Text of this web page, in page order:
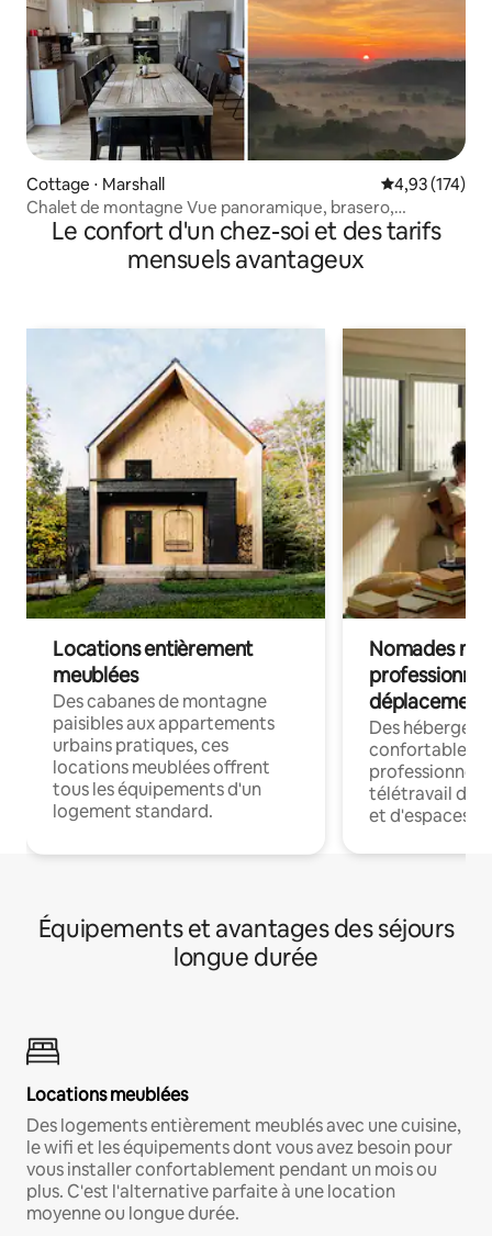
Cottage ⋅ Marshall Évaluation
4,93 (174)
Chalet de montagne Vue panoramique, brasero,
confortable
Le confort d'un chez-soi et des tarifs
mensuels avantageux
Locations entièrement
meublées
Des cabanes de montagne
paisibles aux appartements
urbains pratiques, ces
locations meublées offrent
tous les équipements d'un
logement standard.
Nomades
déplacement
Des
confortables
professionnels
télétravail
et d'espaces
Équipements et avantages des séjours
longue durée
Locations meublées
Des logements entièrement meublés avec une cuisine,
le wifi et les équipements dont vous avez besoin pour
vous installer confortablement pendant un mois ou
plus. C'est l'alternative parfaite à une location
moyenne ou longue durée.